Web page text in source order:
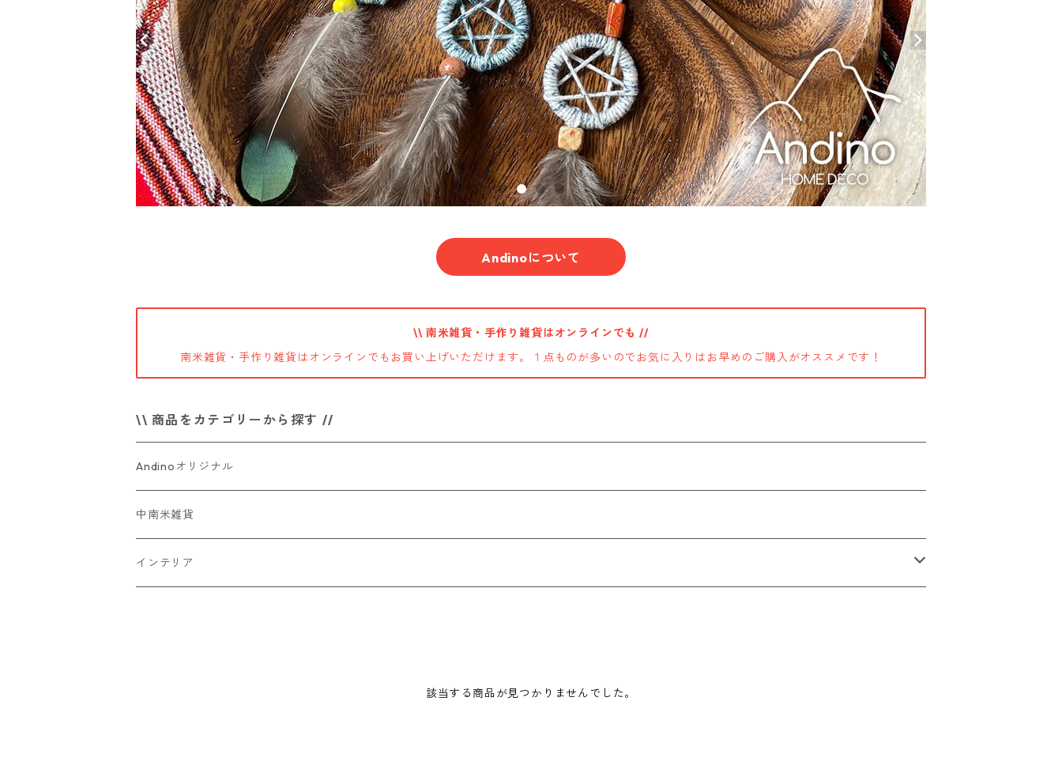
Andinoについて
\\ 南米雑貨・手作り雑貨はオンラインでも //
南米雑貨・手作り雑貨はオンラインでもお買い上げいただけます。１点ものが多いのでお気に入りはお早めのご購入がオススメです！
\\ 商品をカテゴリーから探す //
Andinoオリジナル
中南米雑貨
インテリア
該当する商品が見つかりませんでした。